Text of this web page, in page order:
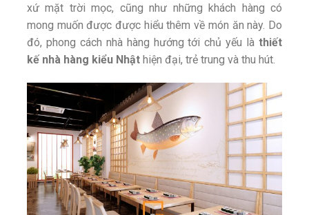
xứ mặt trời mọc, cũng như những khách hàng có
mong muốn được được hiểu thêm về món ăn này. Do
đó, phong cách nhà hàng hướng tới chủ yếu là thiết
kế nhà hàng kiểu Nhật hiện đại, trẻ trung và thu hút.